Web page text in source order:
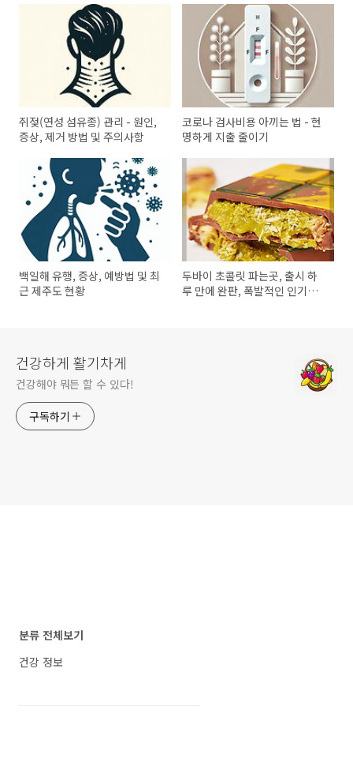
쥐젖(연성 섬유종) 관리 - 원인,
증상, 제거 방법 및 주의사항
코로나 검사비용 아끼는 법 - 현
명하게 지출 줄이기
백일해 유행, 증상, 예방법 및 최
근 제주도 현황
두바이 초콜릿 파는곳, 출시 하
루 만에 완판, 폭발적인 인기로
건강하게 활기차게
건강해야 뭐든 할 수 있다!
구독하기
분류 전체보기
건강 정보